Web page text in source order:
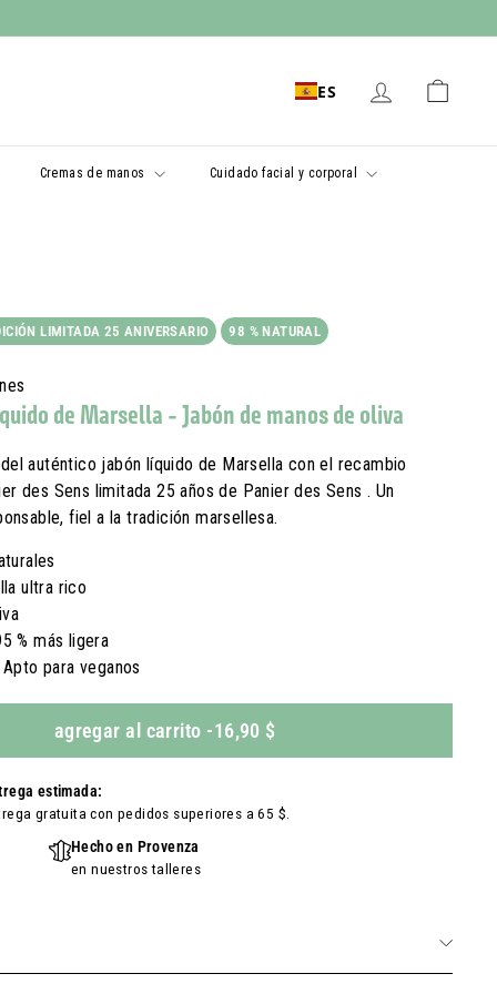
ES
Cremas de manos Cuidado facial y corporal
LIMITADA 25 ANIVERSARIO 98 % NATURAL
de Marsella - Jabón de manos de oliva
auténtico jabón líquido de Marsella con el recambio
des Sens limitada 25 años de Panier des Sens . Un
fiel a la tradición marsellesa.
ultra rico
% más ligera
para veganos
agregar al carrito -16,90 $
estimada:
gratuita con pedidos superiores a 65 $.
Hecho en Provenza
en nuestros talleres